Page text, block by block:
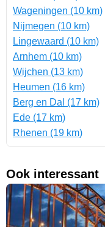
Wageningen (10 km)
Nijmegen (10 km)
Lingewaard (10 km)
Arnhem (10 km)
Wijchen (13 km)
Heumen (16 km)
Berg en Dal (17 km)
Ede (17 km)
Rhenen (19 km)
Ook interessant